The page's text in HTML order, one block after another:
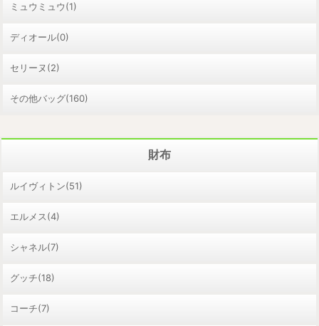
ミュウミュウ(1)
ディオール(0)
セリーヌ(2)
その他バッグ(160)
財布
ルイヴィトン(51)
エルメス(4)
シャネル(7)
グッチ(18)
コーチ(7)